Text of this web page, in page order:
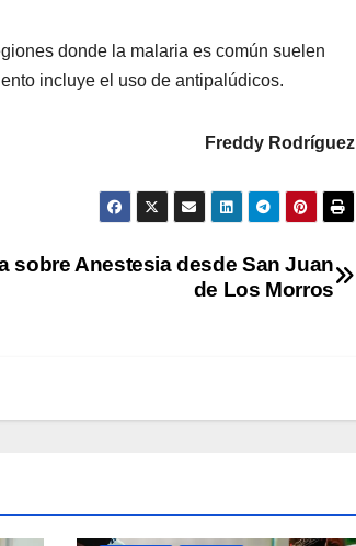
donde la malaria es común suelen
incluye el uso de antipalúdicos.
Freddy Rodríguez
sobre Anestesia desde San Juan
de Los Morros